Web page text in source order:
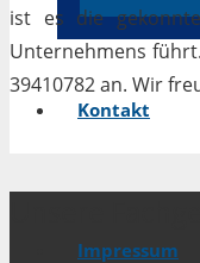
Kontakt
Impressum
ist es die
Unternehmens
39410782 an. Wir